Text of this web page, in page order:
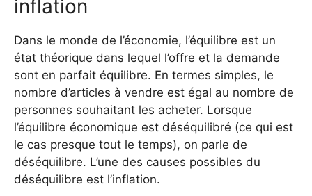
inflation
Dans le monde de l’économie, l’équilibre est un
état théorique dans lequel l’offre et la demande
sont en parfait équilibre. En termes simples, le
nombre d’articles à vendre est égal au nombre de
personnes souhaitant les acheter. Lorsque
l’équilibre économique est déséquilibré (ce qui est
le cas presque tout le temps), on parle de
déséquilibre. L’une des causes possibles du
déséquilibre est l’inflation.